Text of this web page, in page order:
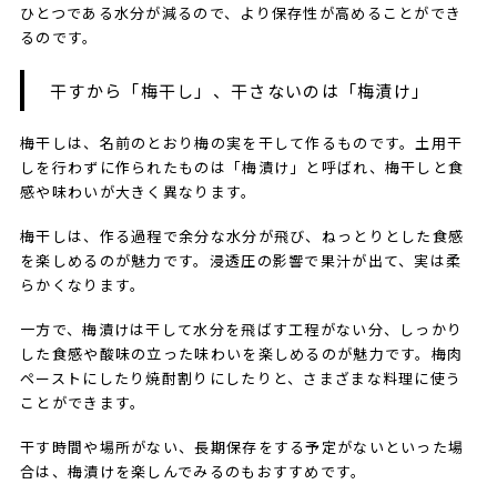
ひとつである水分が減るので、より保存性が高めることができ
るのです。
干すから「梅干し」、干さないのは「梅漬け」
梅干しは、名前のとおり梅の実を干して作るものです。土用干
しを行わずに作られたものは「梅漬け」と呼ばれ、梅干しと食
感や味わいが大きく異なります。
梅干しは、作る過程で余分な水分が飛び、ねっとりとした食感
を楽しめるのが魅力です。浸透圧の影響で果汁が出て、実は柔
らかくなります。
一方で、梅漬けは干して水分を飛ばす工程がない分、しっかり
した食感や酸味の立った味わいを楽しめるのが魅力です。梅肉
ペーストにしたり焼酎割りにしたりと、さまざまな料理に使う
ことができます。
干す時間や場所がない、長期保存をする予定がないといった場
合は、梅漬けを楽しんでみるのもおすすめです。